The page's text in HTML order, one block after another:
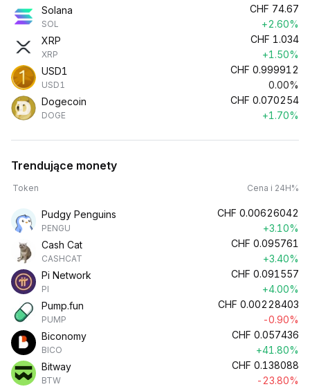
Solana
SOL
CHF 74.67
+2.60%
XRP
XRP
CHF 1.034
+1.50%
USD1
USD1
CHF 0.999912
0.00%
Dogecoin
DOGE
CHF 0.070254
+1.70%
Trendujące monety
Token Cena i 24H%
Pudgy Penguins
PENGU
CHF 0.00626042
+3.10%
Cash Cat
CASHCAT
CHF 0.095761
+3.40%
Pi Network
PI
CHF 0.091557
+4.00%
Pump.fun
PUMP
CHF 0.00228403
-0.90%
Biconomy
BICO
CHF 0.057436
+41.80%
Bitway
BTW
CHF 0.138088
-23.80%